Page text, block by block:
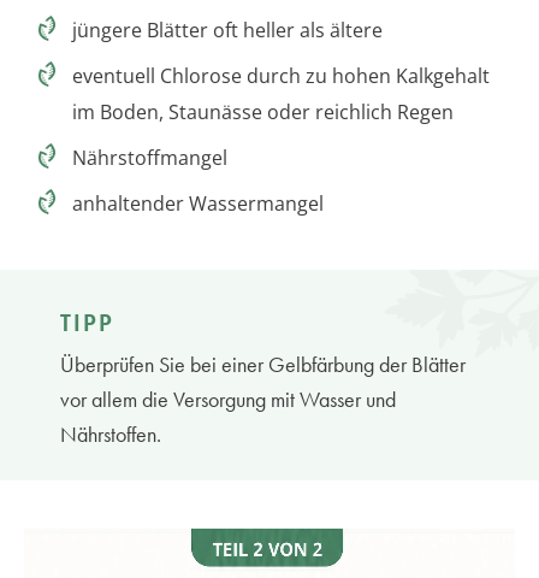
jüngere Blätter oft heller als ältere
eventuell Chlorose durch zu hohen Kalkgehalt
im Boden, Staunässe oder reichlich Regen
Nährstoffmangel
anhaltender Wassermangel
TIPP
Überprüfen Sie bei einer Gelbfärbung der Blätter
vor allem die Versorgung mit Wasser und
Nährstoffen.